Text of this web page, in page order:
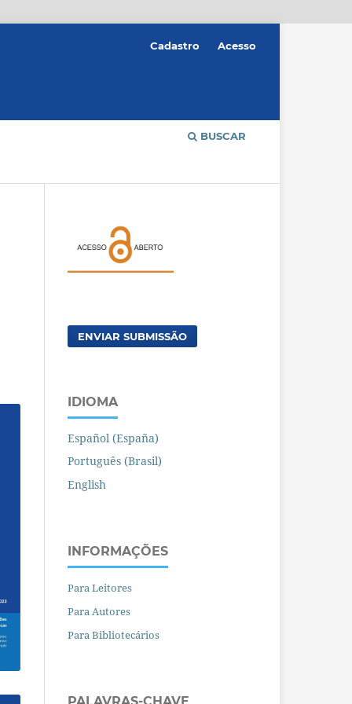
BUSCAR
Cadastro Acesso
ENVIAR SUBMISSÃO
IDIOMA
Español (España)
Português (Brasil)
English
INFORMAÇÕES
Para Leitores
Para Autores
Para Bibliotecários